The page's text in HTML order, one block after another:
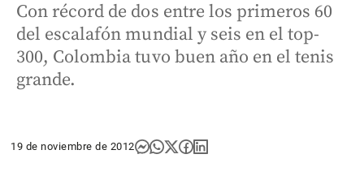
Con récord de dos entre los primeros 60
del escalafón mundial y seis en el top-
300, Colombia tuvo buen año en el tenis
grande.
19 de noviembre de 2012